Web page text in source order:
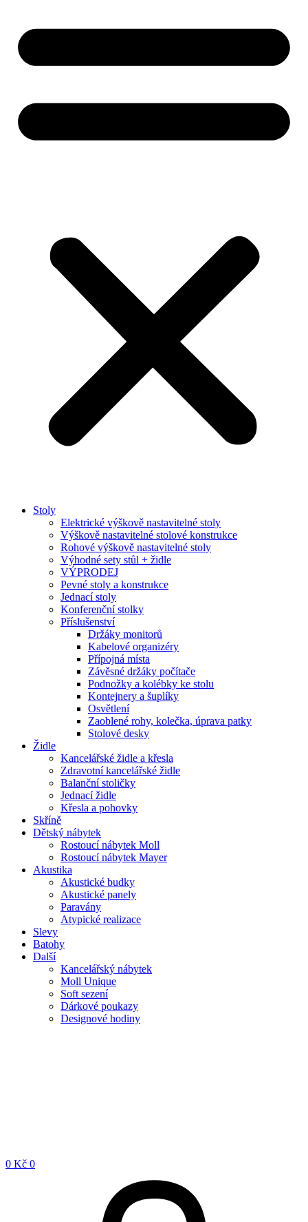
Stoly
Elektrické výškově nastavitelné stoly
Výškově nastavitelné stolové konstrukce
Rohové výškově nastavitelné stoly
Výhodné sety stůl + židle
VÝPRODEJ
Pevné stoly a konstrukce
Jednací stoly
Konferenční stolky
Příslušenství
Držáky monitorů
Kabelové organizéry
Přípojná místa
Závěsné držáky počítače
Podnožky a kolébky ke stolu
Kontejnery a šuplíky
Osvětlení
Zaoblené rohy, kolečka, úprava patky
Stolové desky
Židle
Kancelářské židle a křesla
Zdravotní kancelářské židle
Balanční stoličky
Jednací židle
Křesla a pohovky
Skříně
Dětský nábytek
Rostoucí nábytek Moll
Rostoucí nábytek Mayer
Akustika
Akustické budky
Akustické panely
Paravány
Atypické realizace
Slevy
Batohy
Další
Kancelářský nábytek
Moll Unique
Soft sezení
Dárkové poukazy
Designové hodiny
0 Kč 0